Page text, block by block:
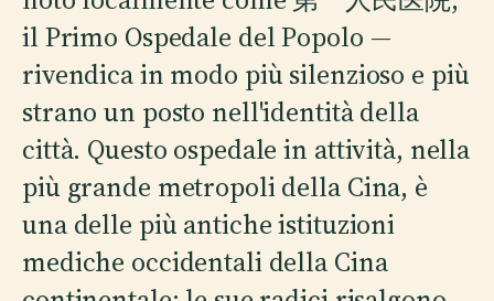
il Primo Ospedale del Popolo —
rivendica in modo più silenzioso e più
strano un posto nell'identità della
città. Questo ospedale in attività, nella
più grande metropoli della Cina, è
una delle più antiche istituzioni
mediche occidentali della Cina